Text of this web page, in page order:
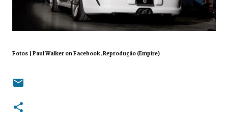
Fotos | Paul Walker on Facebook, Reprodução (Empire)